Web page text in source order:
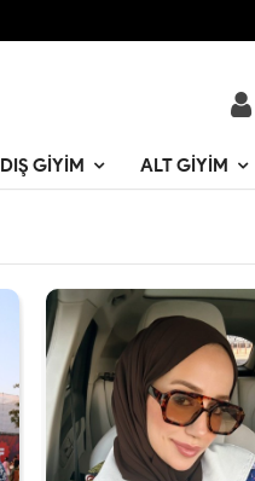
DIŞ GIYIM ALT GIYIM